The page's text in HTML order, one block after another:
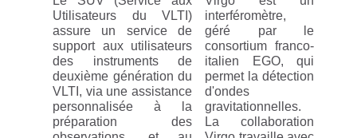
Utilisateurs du VLTI)
assure un service de
support aux utilisateurs
des instruments de
deuxième génération du
VLTI, via une assistance
personnalisée à la
préparation des
interféromètre,
géré par le
consortium franco-
italien EGO, qui
permet la détection
d'ondes
gravitationnelles.
La collaboration